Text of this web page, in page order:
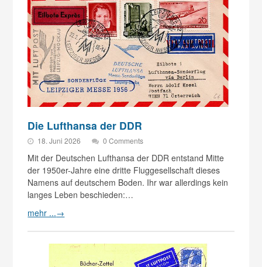
Die Lufthansa der DDR
18. Juni 2026 0 Comments
Mit der Deutschen Lufthansa der DDR entstand Mitte
der 1950er-Jahre eine dritte Fluggesellschaft dieses
Namens auf deutschem Boden. Ihr war allerdings kein
langes Leben beschieden:…
mehr ...→